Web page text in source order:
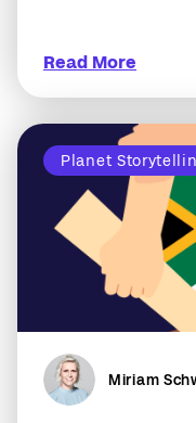
Read More
Planet
Miriam